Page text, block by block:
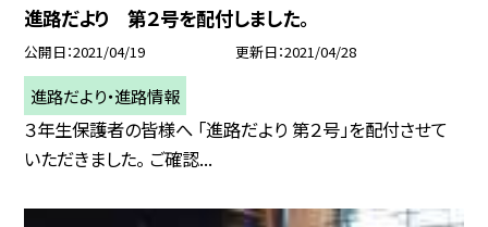
進路だより 第２号を配付しました。
公開日 2021/04/19 更新日 2021/04/28
進路だより・進路情報
３年生保護者の皆様へ 「進路だより 第２号」を配付させて
いただきました。 ご確認...